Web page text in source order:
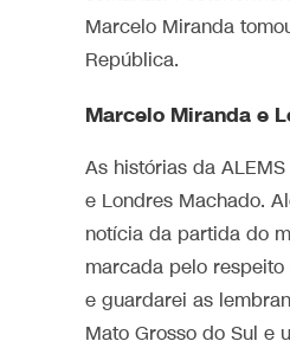
Marcelo Miranda
República.
Marcelo Miranda e
As histórias da
e Londres Machado.
notícia da partida do
marcada pelo
e guardarei as
Mato Grosso do Sul e